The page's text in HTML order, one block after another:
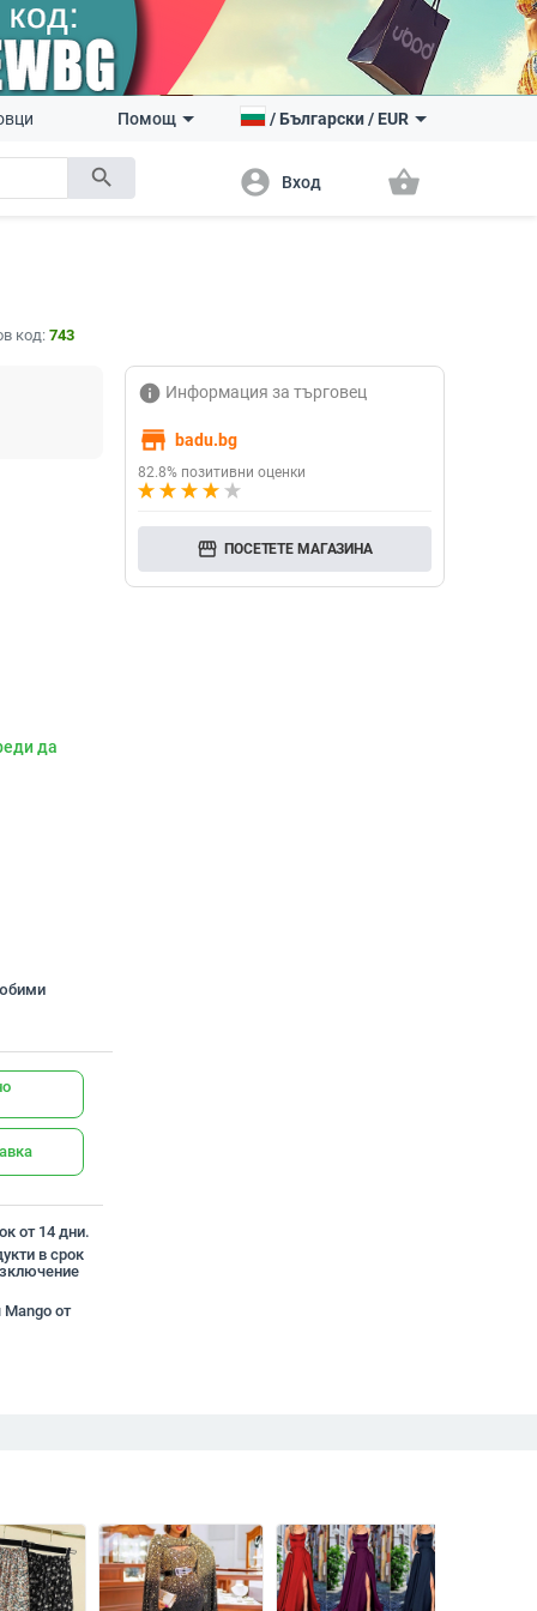
search
Помощ /Български/ EUR
account_circle Вход shopping_basket
код: 743
да
от 14 дни.
в срок
Mango от
info Информация за търговец
store badu.bg
82.8% позитивни оценки
storefront ПОСЕТЕТЕ МАГАЗИНА